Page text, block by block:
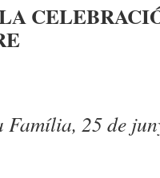
25 de